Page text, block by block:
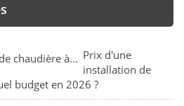
Prix d'une
installation de
budget en 2026 ?